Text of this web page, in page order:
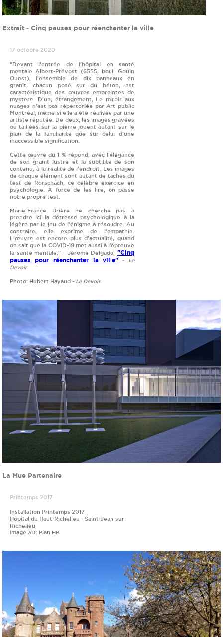
Extrait - Cinq pauses pour réenchanter la ville
17 octobre 2020
"Devant l’entrée de l’hôpital en santé
mentale Albert-Prévost (6555, boul. Gouin
Ouest), l’ensemble de dix panneaux en
granit, chacun posé sur du béton, est
caractéristique des œuvres empreintes de
mystère. D’un, étrangement, Le miroir aux
nuages n’est pas répertoriée par Art public
Montréal, même si elle a été réalisée par une
artiste réputée. De deux, les images gravées
ou taillées sur la pierre jouent autant sur le
plan de la familiarité que sur celui d’une
inaccessible signification.
Cette œuvre du 1 % répond, avec l’élégance
de son granit lustré et la subtilité de son
contenu, à la réalité de l’endroit. Les images
de chaque élément sont autant de taches du
test de Rorschach, ce célèbre exercice en
psychologie. À force de les lire, on passe
notre propre test.
Marie-France Brière ne cherche pas à
prendre ici la détresse psychologique à la
légère par le jeu de l’énigme à résoudre. Au
contraire, elle exprime de l’empathie.
L’œuvre est encore plus d’actualité, quand
on sait que la COVID-19 met aussi à l’épreuve
la santé mentale." - Jérome Delgado, "Cinq
pauses pour réenchanter la ville" - Le
Devoir
Photo: Hubert Hayaud - Le Devoir
La Mue Partenaire
Printemps 2017
Installation Printemps 2017
Hôpital du Haut-Richelieu - Saint-Jean-sur-
Richelieu
Image 3D: Plan HB